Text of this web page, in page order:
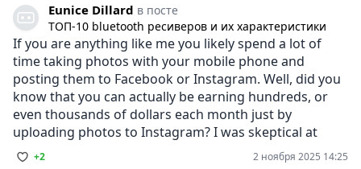
Eunice Dillard в посте
ТОП-10 bluetooth ресиверов и их характеристики
If you are anything like me you likely spend a lot of
time taking photos with your mobile phone and
posting them to Facebook or Instagram. Well, did you
know that you can actually be earning hundreds, or
even thousands of dollars each month just by
uploading photos to Instagram? I was skeptical at
+2 2 ноября 2025 14:25